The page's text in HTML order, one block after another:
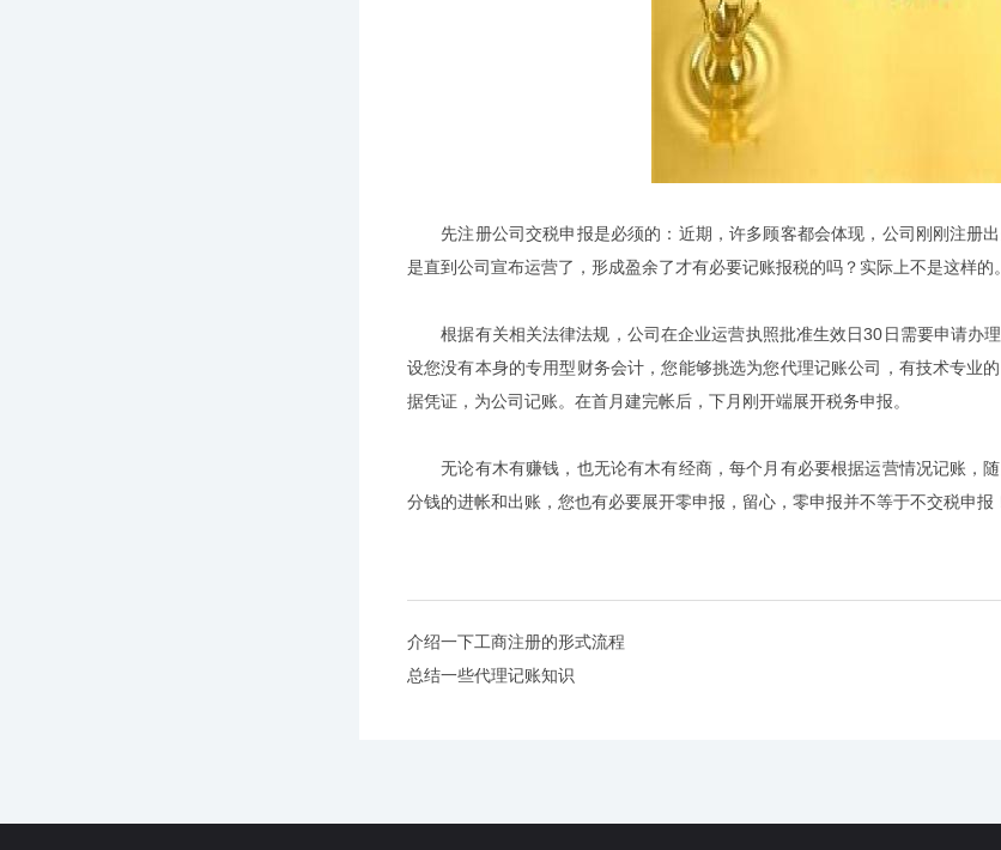
先注册公司交税申报是必须的：近期，许多顾客都会体现，公司刚刚注册
是直到公司宣布运营了，形成盈余了才有必要记账报税的吗？实际上不是这样的。
根据有关相关法律法规，公司在企业运营执照批准生效日30日需要申请办
设您没有本身的专用型财务会计，您能够挑选为您代理记账公司，有技术专业
据凭证，为公司记账。在首月建完帐后，下月刚开端展开税务申报。
无论有木有赚钱，也无论有木有经商，每个月有必要根据运营情况记账，
分钱的进帐和出账，您也有必要展开零申报，留心，零申报并不等于不交税申报
介绍一下工商注册的形式流程
总结一些代理记账知识